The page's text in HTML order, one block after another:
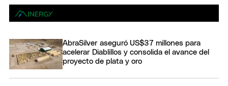
AbraSilver aseguró US$37 millones para
acelerar Diablillos y consolida el avance del
proyecto de plata y oro